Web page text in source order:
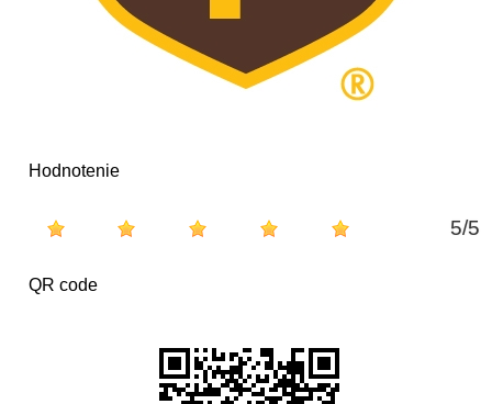
Hodnotenie
5/5
QR code